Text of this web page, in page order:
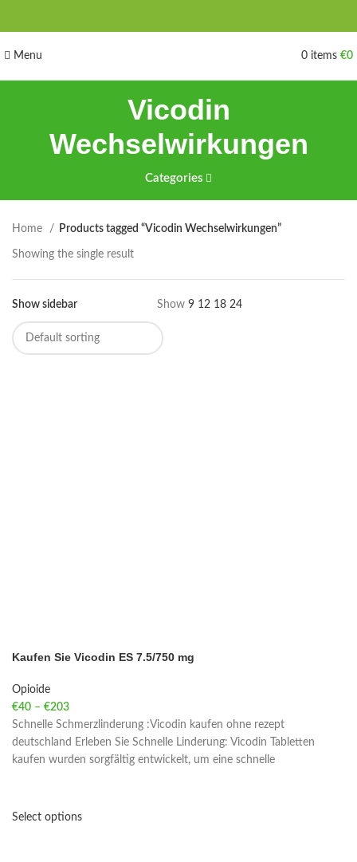
Menu 0 items €0
Vicodin
Wechselwirkungen
Categories
Home Products tagged “Vicodin Wechselwirkungen”
Showing the single result
Show sidebar Show 9 12 18 24
Kaufen Sie Vicodin ES 7.5/750 mg
Opioide
€40 – €203
Schnelle Schmerzlinderung :Vicodin kaufen ohne rezept
deutschland Erleben Sie Schnelle Linderung: Vicodin Tabletten
kaufen wurden sorgfältig entwickelt, um eine schnelle
Select options